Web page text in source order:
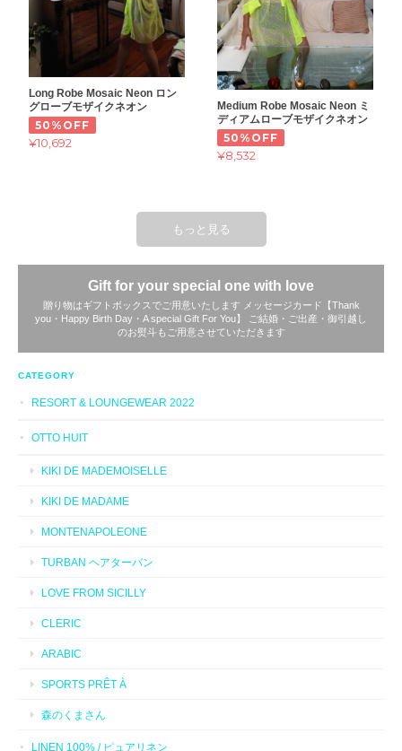
Long Robe Mosaic Neon ロン
グローブモザイクネオン
50%OFF
¥10,692
Medium Robe Mosaic Neon ミ
ディアムローブモザイクネオン
50%OFF
¥8,532
もっと見る
Gift for your special one with love
贈り物はギフトボックスでご用意いたします メッセージカード【Thank
you・Happy Birth Day・A special Gift For You】 ご結婚・ご出産・御引越し
のお熨斗もご用意させていただきます
CATEGORY
RESORT & LOUNGEWEAR 2022
OTTO HUIT
KIKI DE MADEMOISELLE
KIKI DE MADAME
MONTENAPOLEONE
TURBAN ヘアターバン
LOVE FROM SICILLY
CLERIC
ARABIC
SPORTS PRÊT À
森のくまさん
LINEN 100% / ピュアリネン